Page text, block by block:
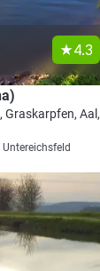
4.3
Graskarpfen, Aal,